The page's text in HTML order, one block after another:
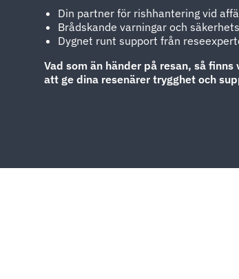
Din partner för rishhantering vid
Brådskande varningar och
Dygnet runt support från
Vad som än händer på resan, så
att ge dina resenärer trygghet och